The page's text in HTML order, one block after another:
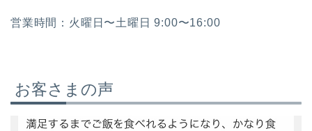
営業時間：火曜日〜土曜日 9:00〜16:00
お客さまの声